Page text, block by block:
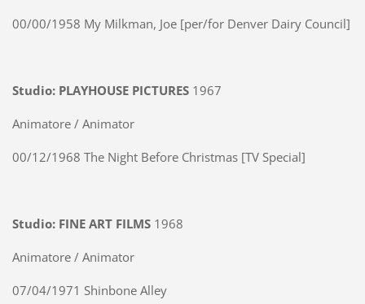
00/00/1958 My Milkman, Joe [per/for Denver Dairy Council]
Studio: PLAYHOUSE PICTURES 1967
Animatore / Animator
00/12/1968 The Night Before Christmas [TV Special]
Studio: FINE ART FILMS 1968
Animatore / Animator
07/04/1971 Shinbone Alley